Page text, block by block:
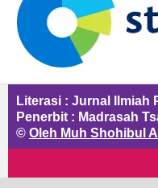
Literasi : Jurnal Ilmiah
Penerbit : Madrasah
© Oleh Muh Shohibul